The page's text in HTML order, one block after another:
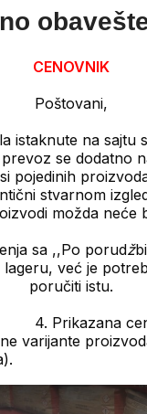
CENOVNIK
Poštovani,
istaknute na sajtu
se dodatno
pojedinih
stvarnom
možda neće
sa ,,Po porudž
lageru, već je
poručiti istu.
cena
varijante